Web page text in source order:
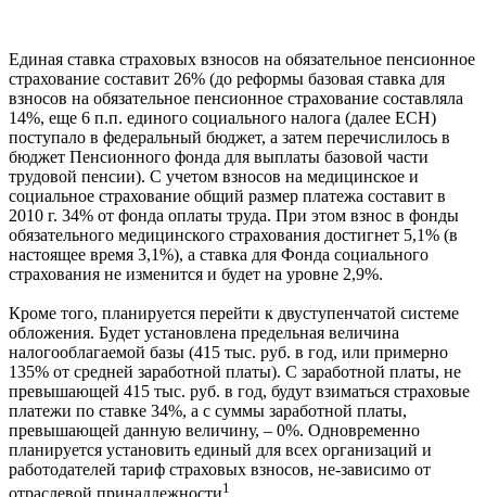
Единая ставка страховых взносов на обязательное пенсионное
страхование составит 26% (до реформы базовая ставка для
взносов на обязательное пенсионное страхование составляла
14%, еще 6 п.п. единого социального налога (далее ЕСН)
поступало в федеральный бюджет, а затем перечислилось в
бюджет Пенсионного фонда для выплаты базовой части
трудовой пенсии). С учетом взносов на медицинское и
социальное страхование общий размер платежа составит в
2010 г. 34% от фонда оплаты труда. При этом взнос в фонды
обязательного медицинского страхования достигнет 5,1% (в
настоящее время 3,1%), а ставка для Фонда социального
страхования не изменится и будет на уровне 2,9%.
Кроме того, планируется перейти к двуступенчатой системе
обложения. Будет установлена предельная величина
налогооблагаемой базы (415 тыс. руб. в год, или примерно
135% от средней заработной платы). С заработной платы, не
превышающей 415 тыс. руб. в год, будут взиматься страховые
платежи по ставке 34%, а с суммы заработной платы,
превышающей данную величину, – 0%. Одновременно
планируется установить единый для всех организаций и
работодателей тариф страховых взносов, не-зависимо от
1